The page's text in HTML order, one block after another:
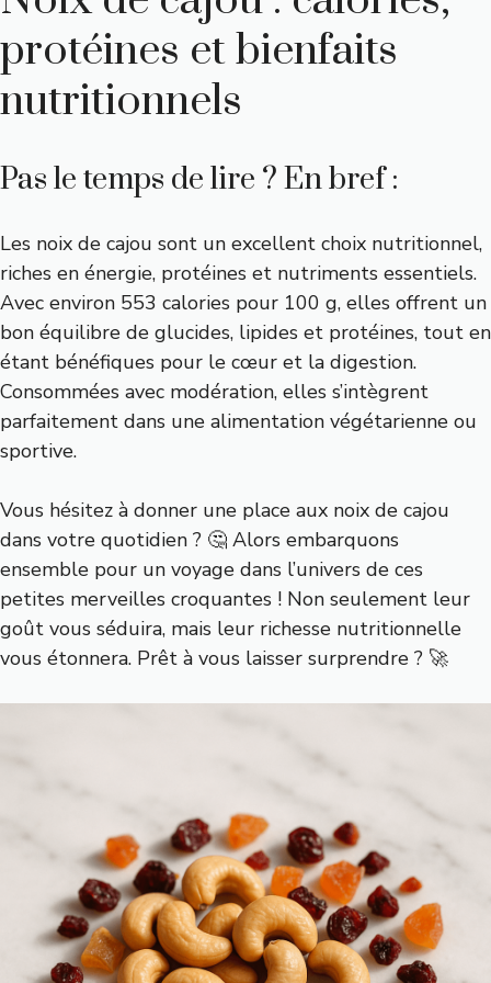
protéines et bienfaits
nutritionnels
Pas le temps de lire ? En bref :
Les noix de cajou sont un excellent choix nutritionnel,
riches en énergie, protéines et nutriments essentiels.
Avec environ 553 calories pour 100 g, elles offrent un
bon équilibre de glucides, lipides et protéines, tout en
étant bénéfiques pour le cœur et la digestion.
Consommées avec modération, elles s’intègrent
parfaitement dans une alimentation végétarienne ou
sportive.
Vous hésitez à donner une place aux noix de cajou
dans votre quotidien ? 🤔 Alors embarquons
ensemble pour un voyage dans l’univers de ces
petites merveilles croquantes ! Non seulement leur
goût vous séduira, mais leur richesse nutritionnelle
vous étonnera. Prêt à vous laisser surprendre ? 🚀